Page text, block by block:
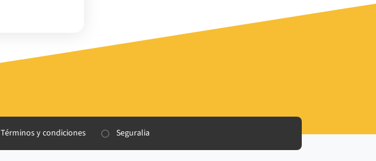
Términos y condiciones Seguralia